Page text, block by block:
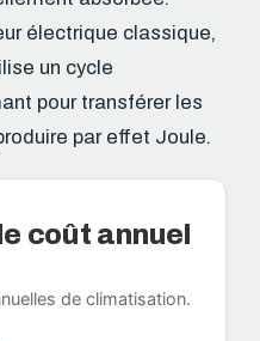
électrique classique,
un cycle
pour transférer les
par effet Joule.
coût annuel
de climatisation.